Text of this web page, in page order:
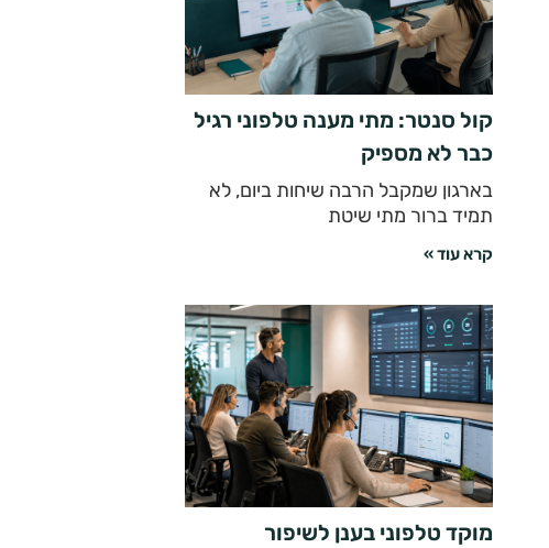
קול סנטר: מתי מענה טלפוני רגיל
כבר לא מספיק
בארגון שמקבל הרבה שיחות ביום, לא
תמיד ברור מתי שיטת
קרא עוד »
מוקד טלפוני בענן לשיפור